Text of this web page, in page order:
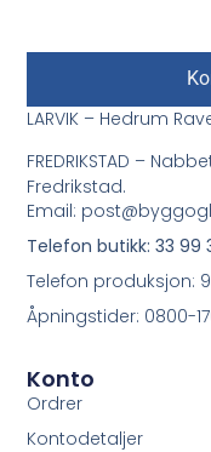
Konto
Ordrer
Kontodetaljer
LARVIK – Hedrum
FREDRIKSTAD –
Fredrikstad.
Email:
Telefon butikk: 33 99
Telefon produksjon:
Åpningstider: 0800-